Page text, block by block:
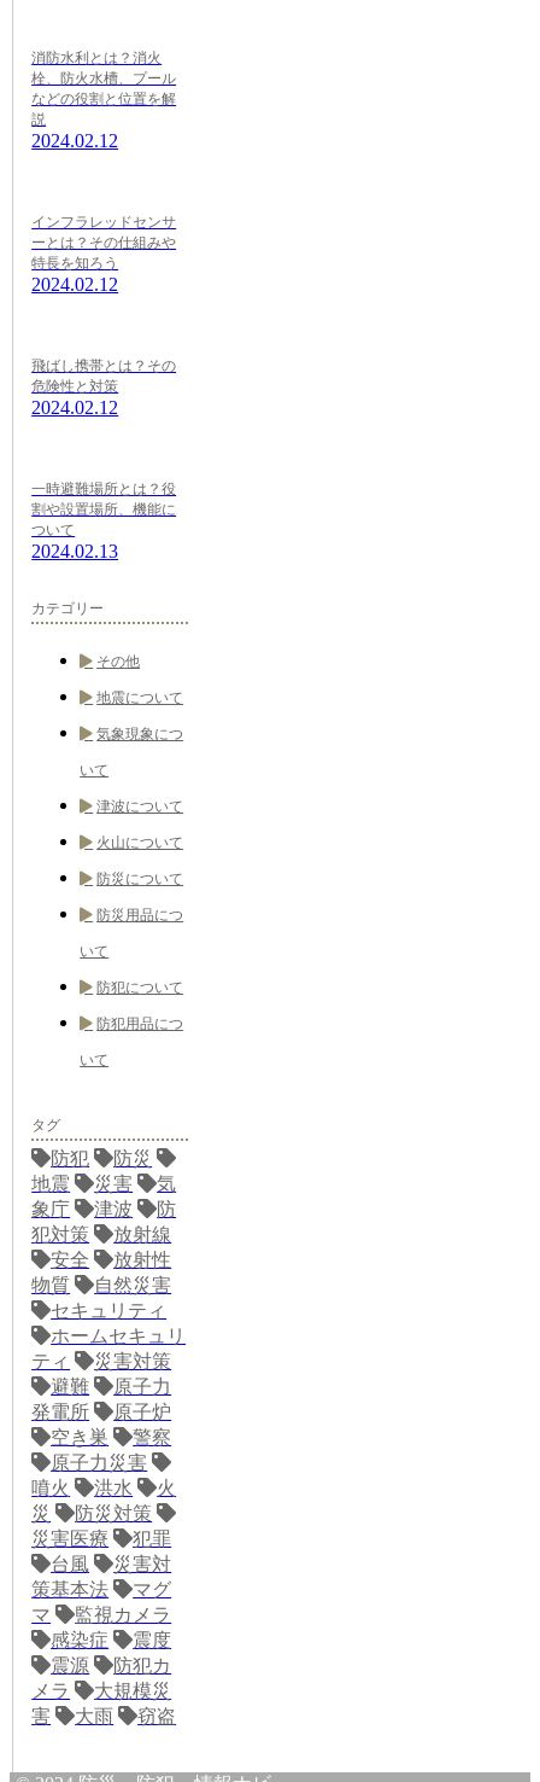
消防水利とは？消火
栓、防火水槽、プール
などの役割と位置を解
説
2024.02.12
インフラレッドセンサ
ーとは？その仕組みや
特長を知ろう
2024.02.12
飛ばし携帯とは？その
危険性と対策
2024.02.12
一時避難場所とは？役
割や設置場所、機能に
ついて
2024.02.13
カテゴリー
その他
地震について
気象現象につ
いて
津波について
火山について
防災について
防災用品につ
いて
防犯について
防犯用品につ
いて
タグ
防犯
防災
地震
災害
気
象庁
津波
防
犯対策
放射線
安全
放射性
物質
自然災害
セキュリティ
ホームセキュリ
ティ
災害対策
避難
原子力
発電所
原子炉
空き巣
警察
原子力災害
噴火
洪水
火
災
防災対策
災害医療
犯罪
台風
災害対
策基本法
マグ
マ
監視カメラ
感染症
震度
震源
防犯カ
メラ
大規模災
害
大雨 窃盗